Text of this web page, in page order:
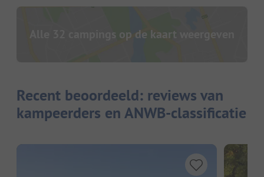
Alle 32 campings op de kaart weergeven
Recent beoordeeld: reviews van
kampeerders en ANWB-classificatie